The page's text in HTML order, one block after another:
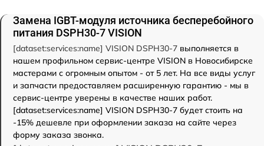
Замена IGBT-модуля источника бесперебойного
питания DSPH30-7 VISION
[dataset:services:name] VISION DSPH30-7 выполняется в
нашем профильном сервис-центре VISION в Новосибирске
мастерами с огромным опытом - от 5 лет. На все виды услуг
и запчасти предоставляем расширенную гарантию - мы в
сервис-центре уверены в качестве наших работ.
[dataset:services:name] VISION DSPH30-7 будет стоить на
-15% дешевле при оформлении заказа на сайте через
форму заказа звонка.